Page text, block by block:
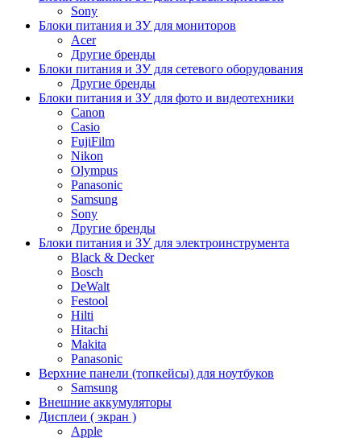
Sony
Блоки питания и ЗУ для мониторов
Acer
Другие бренды
Блоки питания и ЗУ для сетевого оборудования
Другие бренды
Блоки питания и ЗУ для фото и видеотехники
Canon
Casio
FujiFilm
Nikon
Olympus
Panasonic
Samsung
Sony
Другие бренды
Блоки питания и ЗУ для электроинструмента
Black & Decker
Bosch
DeWalt
Festool
Hilti
Hitachi
Makita
Panasonic
Верхние панели (топкейсы) для ноутбуков
Samsung
Внешние аккумуляторы
Дисплеи ( экран )
Apple